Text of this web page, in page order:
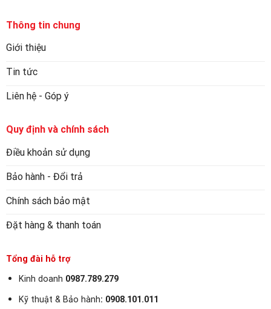
Thông tin chung
Giới thiệu
Tin tức
Liên hệ - Góp ý
Quy định và chính sách
Điều khoản sử dụng
Bảo hành - Đổi trả
Chính sách bảo mật
Đặt hàng & thanh toán
Tổng đài hỗ trợ
Kinh doanh 0987.789.279
Kỹ thuật & Bảo hành: 0908.101.011